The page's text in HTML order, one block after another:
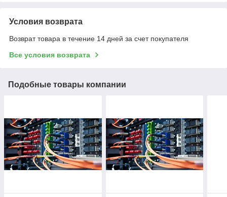
Условия возврата
Возврат товара в течение 14 дней за счет покупателя
Все условия возврата
Подобные товары компании